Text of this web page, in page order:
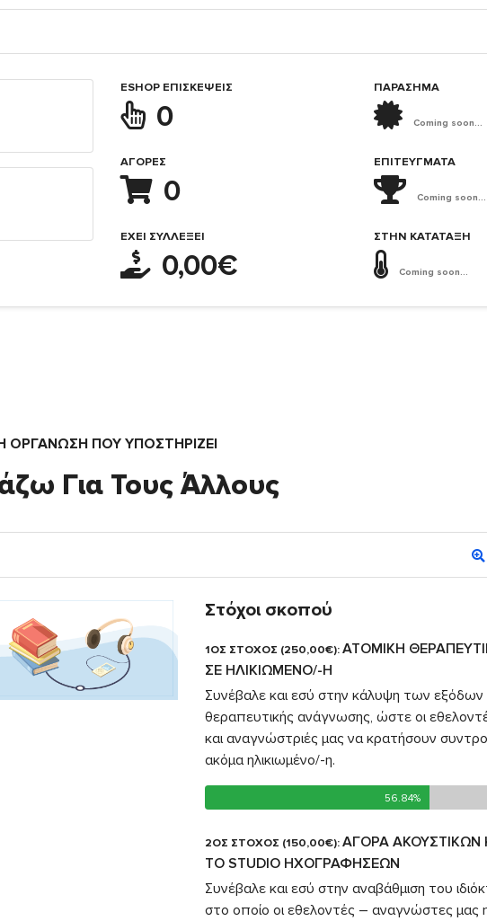
ESHOP ΕΠΙΣΚΈΨΕΙΣ
0
ΑΓΟΡΈΣ
0
ΈΧΕΙ ΣΥΛΛΈΞΕΙ
0,00€
ΠΑΡΑΣΗΜΑ
Coming soon...
ΕΠΙΤΕΎΓΜΑΤΑ
Coming soon...
ΣΤΗΝ ΚΑΤΆΤΑΞΗ
Coming soon...
ΟΡΓΆΝΩΣΗ ΠΟΥ ΥΠΟΣΤΗΡΙΖΕΙ
Για Τους Άλλους
Στόχοι σκοπού
1ΟΣ ΣΤΟΧΟΣ (250,00€):ΑΤΟΜΙΚΗ
ΣΕ ΗΛΙΚΙΩΜΕΝΟ/-Η
Συνέβαλε και εσύ στην κάλυψη των εξόδων
θεραπευτικής ανάγνωσης, ώστε οι
και αναγνώστριές μας να κρατήσουν
ακόμα ηλικιωμένο/-η.
56.84%
56.84%
2ΟΣ ΣΤΟΧΟΣ (150,00€):ΑΓΟΡΑ ΑΚΟΥΣΤΙΚΩΝ
TO STUDIO ΗΧΟΓΡΑΦΗΣΕΩΝ
Συνέβαλε και εσύ στην αναβάθμιση του
στο οποίο οι εθελοντές – αναγνώστες